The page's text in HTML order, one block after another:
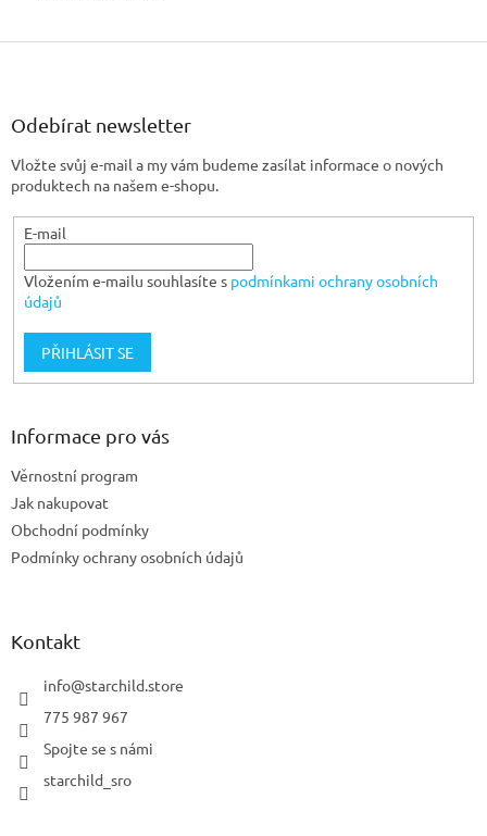
Z
Odebírat newsletter
Vložte svůj e-mail a my vám budeme zasílat informace o nových
produktech na našem e-shopu.
E-mail
Vložením e-mailu souhlasíte s podmínkami ochrany osobních
údajů
PŘIHLÁSIT SE
Informace pro vás
Věrnostní program
Jak nakupovat
Obchodní podmínky
Podmínky ochrany osobních údajů
Kontakt
info@starchild.store
775 987 967
Spojte se s námi
starchild_sro